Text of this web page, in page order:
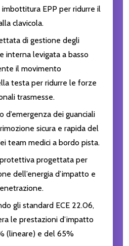
EPP per ridurre il
clavicola.
di gestione degli
interna levigata a basso
il movimento
testa per ridurre le forze
trasmesse.
d’emergenza dei guanciali
sicura e rapida del
team medici a bordo pista.
progettata per
dell’energia d’impatto e
gli standard ECE 22.06,
le prestazioni d’impatto
(lineare) e del 65%